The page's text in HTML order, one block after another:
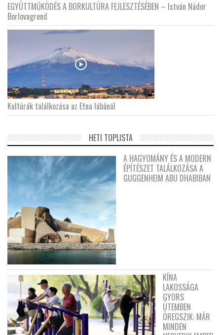
EGYÜTTMŰKÖDÉS A BORKULTÚRA FEJLESZTÉSÉBEN – István Nádor
Borlovagrend
Kultúrák találkozása az Etna lábánál
HETI TOPLISTA
A HAGYOMÁNY ÉS A MODERN
ÉPÍTÉSZET TALÁLKOZÁSA A
GUGGENHEIM ABU DHABIBAN
KÍNA
LAKOSSÁGA
GYORS
ÜTEMBEN
ÖREGSZIK: MÁR
MINDEN